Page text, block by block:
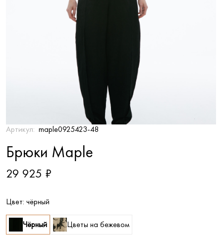
Артикул: maple0925423-48
Брюки Maple
29 925 ₽
Цвет: чёрный
Чёрный Цветы на бежевом